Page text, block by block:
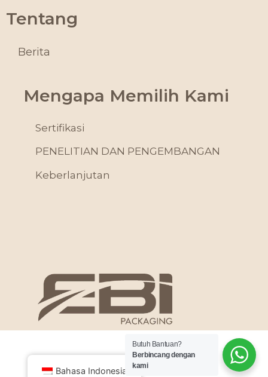
Tentang
Berita
Mengapa Memilih Kami
Sertifikasi
PENELITIAN DAN PENGEMBANGAN
Keberlanjutan
Bahasa Indonesia
Butuh Bantuan?
Berbincang dengan
kami